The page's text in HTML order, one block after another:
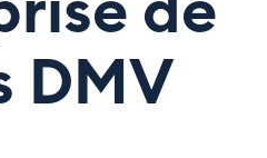
de
DMV